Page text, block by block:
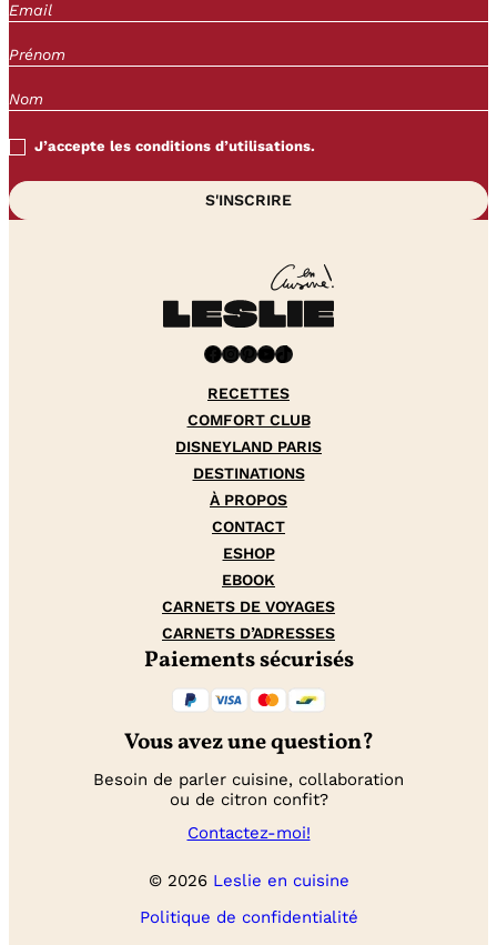
J’accepte les conditions d’utilisations.
Facebook InstagramPinterest YouTube TikTok
RECETTES
COMFORT CLUB
DISNEYLAND PARIS
DESTINATIONS
À PROPOS
CONTACT
ESHOP
EBOOK
CARNETS DE VOYAGES
CARNETS D’ADRESSES
Paiements sécurisés
Vous avez une question?
Besoin de parler cuisine, collaboration
ou de citron confit?
Contactez-moi!
© 2026 Leslie en cuisine
Politique de confidentialité